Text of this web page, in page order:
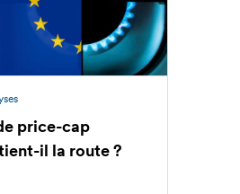
price-cap
il la route ?